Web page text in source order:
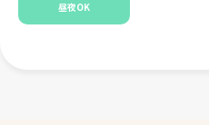
昼夜OK